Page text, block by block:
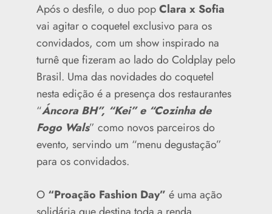
Após o desfile, o duo popClara x Sofia
vai agitar o coquetel exclusivo para os
convidados, com um show inspirado na
turnê que fizeram ao lado do Coldplay pelo
Brasil. Uma das novidades do coquetel
nesta edição é a presença dos restaurantes
“Áncora BH”, “Kei” e “Cozinha de
Fogo Wals” como novos parceiros do
evento, servindo um “menu degustação”
para os convidados.
O “Proação Fashion Day” é uma ação